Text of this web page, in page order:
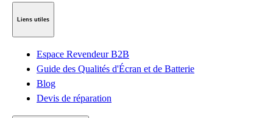
Liens utiles
Espace Revendeur B2B
Guide des Qualités d'Écran et de Batterie
Blog
Devis de réparation